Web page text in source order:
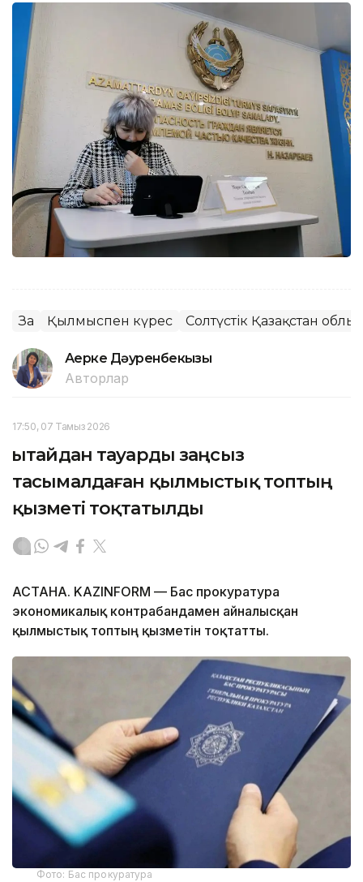
Заң Қылмыспен күрес Солтүстік Қазақстан
Ақерке Дәуренбекқызы
Авторлар
17:50, 07 Тамыз 2026
Қытайдан тауарды заңсыз
тасымалдаған қылмыстық топтың
қызметі тоқтатылды
АСТАНА. KAZINFORM — Бас прокуратура
экономикалық контрабандамен айналысқан
қылмыстық топтың қызметін тоқтатты.
Фото: Бас прокуратура